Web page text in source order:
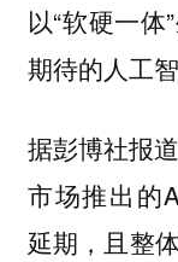
以“软硬一
期待的人工
据彭博社报
市场推出的
延期，且整